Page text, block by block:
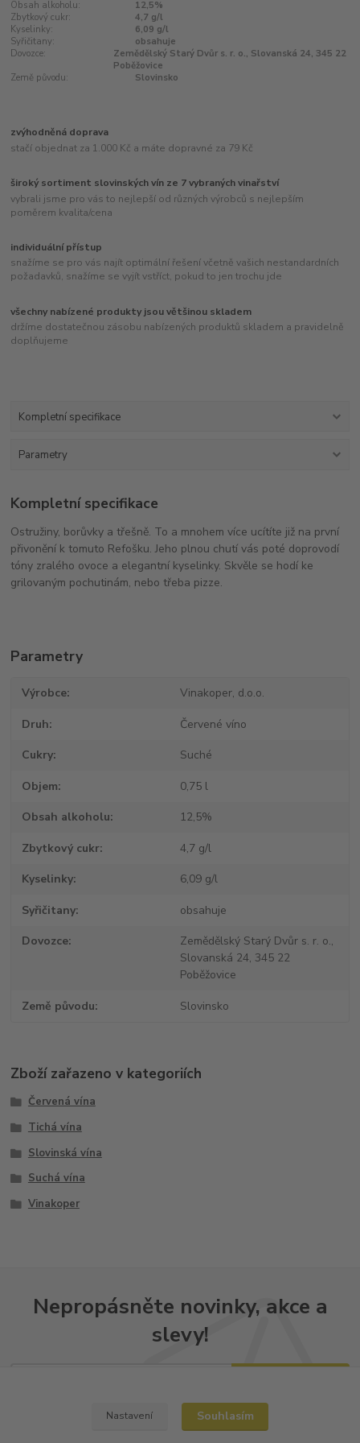
Obsah alkoholu:
12,5%
Zbytkový cukr:
4,7 g/l
Kyselinky:
6,09 g/l
Syřičitany:
obsahuje
Dovozce:
Zemědělský Starý Dvůr s. r. o., Slovanská 24, 345 22
Poběžovice
Země původu:
Slovinsko
zvýhodněná doprava
stačí objednat za 1.000 Kč a máte dopravné za 79 Kč
široký sortiment slovinských vín ze 7 vybraných vinařství
vybrali jsme pro vás to nejlepší od různých výrobců s nejlepším
poměrem kvalita/cena
individuální přístup
snažíme se pro vás najít optimální řešení včetně vašich nestandardních
požadavků, snažíme se vyjít vstříct, pokud to jen trochu jde
všechny nabízené produkty jsou většinou skladem
držíme dostatečnou zásobu nabízených produktů skladem a pravidelně
doplňujeme
Kompletní specifikace
Parametry
Kompletní specifikace
Ostružiny, borůvky a třešně. To a mnohem více ucítíte již na první
přivonění k tomuto Refošku. Jeho plnou chutí vás poté doprovodí
tóny zralého ovoce a elegantní kyselinky. Skvěle se hodí ke
grilovaným pochutinám, nebo třeba pizze.
Parametry
Výrobce Vinakoper, d.o.o.
Druh Červené víno
Cukry Suché
Objem 0,75 l
Obsah alkoholu 12,5%
Zbytkový cukr 4,7 g/l
Kyselinky 6,09 g/l
Syřičitany obsahuje
Dovozce
Zemědělský Starý Dvůr s. r. o.,
Slovanská 24, 345 22
Poběžovice
Země původu Slovinsko
Zboží zařazeno v kategoriích
Červená vína
Tichá vína
Slovinská vína
Suchá vína
Vinakoper
Nepropásněte novinky, akce a
slevy!
zpracováním osobních údajůza účelem rozesílky newsletteru.
Nastavení Souhlasím